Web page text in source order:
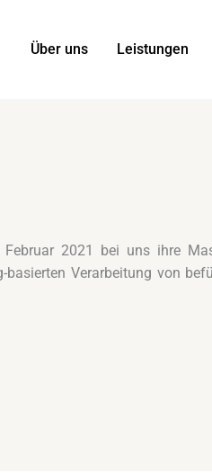
Über uns Leistungen
2021 bei uns ihre
Verarbeitung von